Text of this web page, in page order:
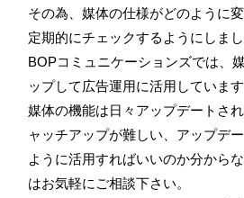
その為、媒体の仕様がどのように
定期的にチェックするようにしまし
BOPコミュニケーションズでは、
ップして広告運用に活用しています
媒体の機能は日々アップデートさ
ャッチアップが難しい、アップデ
ように活用すればいいのか分から
はお気軽にご相談下さい。